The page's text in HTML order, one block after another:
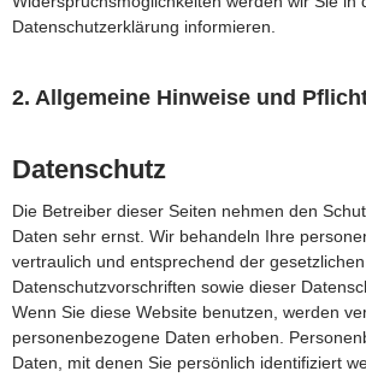
Datenschutzerklärung informieren.
2. Allgemeine Hinweise und
Datenschutz
Die Betreiber dieser Seiten nehmen den
Daten sehr ernst. Wir behandeln Ihre
vertraulich und entsprechend der gesetzlichen
Datenschutzvorschriften sowie dieser
Wenn Sie diese Website benutzen, werden
personenbezogene Daten erhoben.
Daten, mit denen Sie persönlich identifiziert